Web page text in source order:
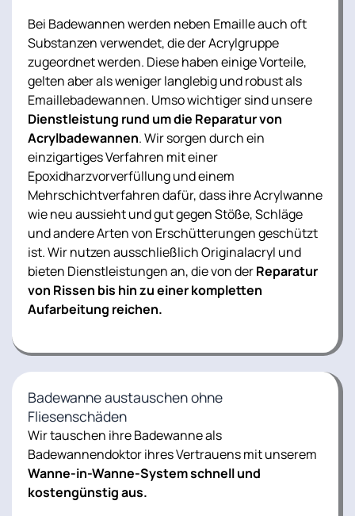
Bei Badewannen werden neben Emaille auch oft
Substanzen verwendet, die der Acrylgruppe
zugeordnet werden. Diese haben einige Vorteile,
gelten aber als weniger langlebig und robust als
Emaillebadewannen. Umso wichtiger sind unsere
Dienstleistung rund um die Reparatur von
Acrylbadewannen. Wir sorgen durch ein
einzigartiges Verfahren mit einer
Epoxidharzvorverfüllungund einem
Mehrschichtverfahrendafür, dass ihre Acrylwanne
wie neu aussieht und gut gegen Stöße, Schläge
und andere Arten von Erschütterungen geschützt
ist. Wir nutzen ausschließlich Originalacryl und
bieten Dienstleistungen an, die von derReparatur
von Rissen bis hin zu einer kompletten
Aufarbeitung reichen.
Badewanne austauschen ohne
Fliesenschäden
Wir tauschen ihre Badewanne als
Badewannendoktor ihres Vertrauens mit unserem
Wanne-in-Wanne-System schnell und
kostengünstig aus.